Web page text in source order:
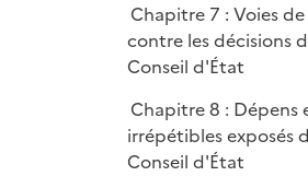
Chapitre 7 : Voies
contre les décisions
Conseil d'État
Chapitre 8 : Dépens
irrépétibles exposés
Conseil d'État